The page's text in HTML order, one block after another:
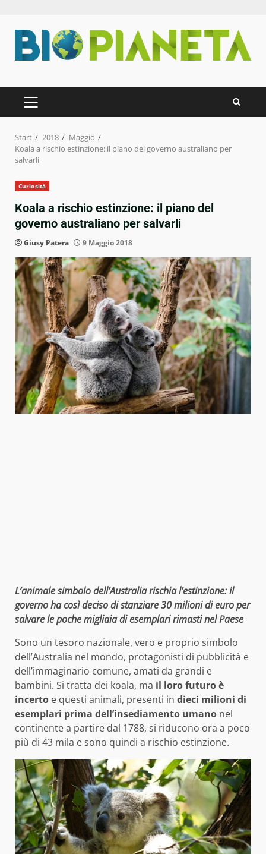
Inhalt
springen
PRIMÄRES
MENÜ
Start 2018
Maggio
Koala a rischio estinzione: il piano del governo australiano per
salvarli
Curiosità
Koala a rischio estinzione: il piano del
governo australiano per salvarli
Giusy Patera 9 Maggio 2018
L’animale simbolo dell’Australia rischia l’estinzione: il
governo ha così deciso di stanziare 30 milioni di euro per
salvare le poche migliaia di esemplari rimasti nel Paese
Sono un tesoro nazionale, vero e proprio simbolo
dell’Australia nel mondo, protagonisti di pubblicità e
dell’immaginario comune, amati da grandi e
bambini. Si tratta dei koala, ma il loro futuro è
incerto e questi animali, presenti in dieci milioni di
esemplari prima dell’insediamento umano nel
continente a partire dal 1788, si riducono ora a poco
più di 43 mila e sono quindi a rischio estinzione.